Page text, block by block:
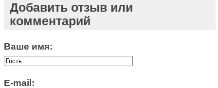
Добавить отзыв или
комментарий
Ваше имя:
E-mail: